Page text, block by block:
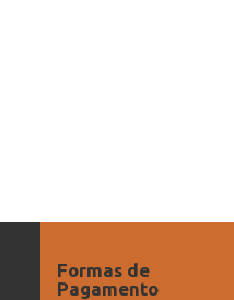
Formas de
Pagamento